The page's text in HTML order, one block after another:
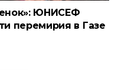
ЮНИСЕФ
перемирия в Газе